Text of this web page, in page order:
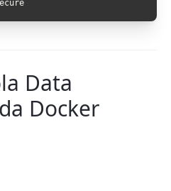
Data
Docker